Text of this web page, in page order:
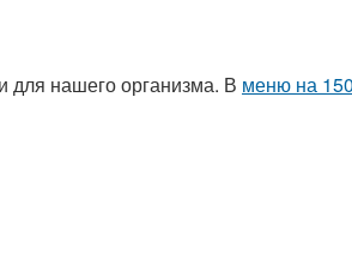
для нашего организма. В меню на